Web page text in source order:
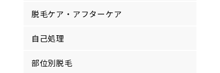
脱毛ケア・アフターケア
自己処理
部位別脱毛